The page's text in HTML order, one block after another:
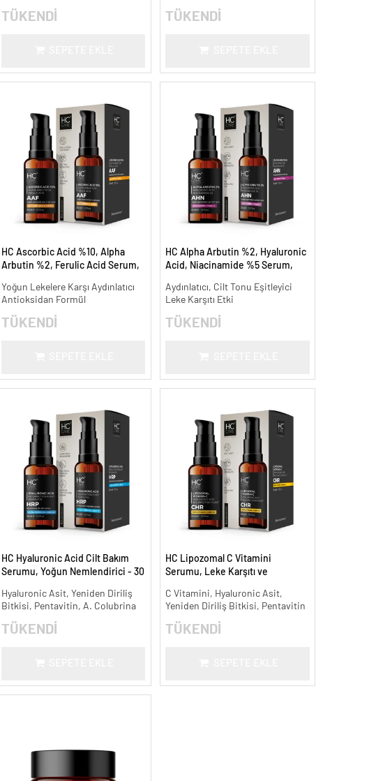
TÜKENDİ TÜKENDİ
HC Ascorbic Acid %10, Alpha
Arbutin %2, Ferulic Acid Serum,
ml.
Yoğun Lekelere Karşı Aydınlatıcı
Antioksidan Formül
TÜKENDİ
HC Alpha Arbutin %2, Hyaluronic
Acid, Niacinamide %5 Serum,
Aydınlatıcı, Cilt Tonu Eşitleyici
Leke Karşıtı Etki
TÜKENDİ
HC Hyaluronic Acid Cilt Bakım
Serumu, Yoğun Nemlendirici - 30
Hyaluronic Asit, Yeniden Diriliş
Bitkisi, Pentavitin, A. Colubrina
TÜKENDİ
HC Lipozomal C Vitamini
Serumu, Leke Karşıtı ve
C Vitamini, Hyaluronic Asit,
Yeniden Diriliş Bitkisi, Pentavitin
TÜKENDİ